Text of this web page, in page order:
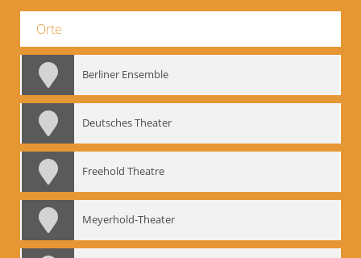
Orte
Berliner Ensemble
Deutsches Theater
Freehold Theatre
Meyerhold-Theater